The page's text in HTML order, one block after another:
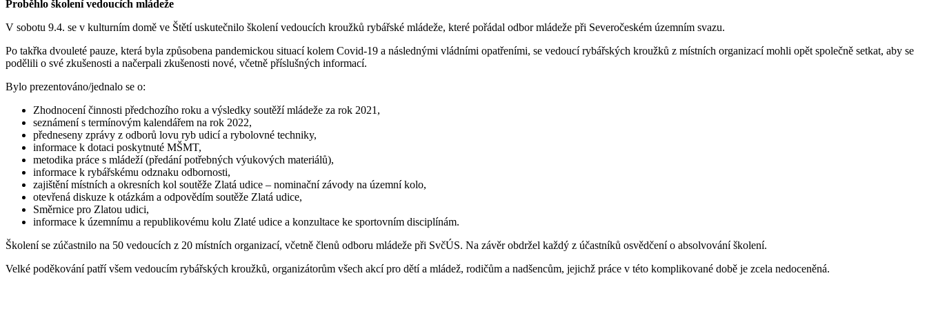
Proběhlo školení vedoucích mládeže
V sobotu 9.4. se v kulturním domě ve Štětí uskutečnilo školení vedoucích kroužků rybářské mládeže, které pořádal odbor mládeže při Severočeském územním svazu.
Po takřka dvouleté pauze, která byla způsobena pandemickou situací kolem Covid-19 a následnými vládními opatřeními, se vedoucí rybářských kroužků z místních organizací mohli opět společně setkat, aby se
podělili o své zkušenosti a načerpali zkušenosti nové, včetně příslušných informací.
Bylo prezentováno/jednalo se o:
Zhodnocení činnosti předchozího roku a výsledky soutěží mládeže za rok 2021,
seznámení s termínovým kalendářem na rok 2022,
předneseny zprávy z odborů lovu ryb udicí a rybolovné techniky,
informace k dotaci poskytnuté MŠMT,
metodika práce s mládeží (předání potřebných výukových materiálů),
informace k rybářskému odznaku odbornosti,
zajištění místních a okresních kol soutěže Zlatá udice – nominační závody na územní kolo,
otevřená diskuze k otázkám a odpovědím soutěže Zlatá udice,
Směrnice pro Zlatou udici,
informace k územnímu a republikovému kolu Zlaté udice a konzultace ke sportovním disciplínám.
Školení se zúčastnilo na 50 vedoucích z 20 místních organizací, včetně členů odboru mládeže při SvčÚS. Na závěr obdržel každý z účastníků osvědčení o absolvování školení.
Velké poděkování patří všem vedoucím rybářských kroužků, organizátorům všech akcí pro dětí a mládež, rodičům a nadšencům, jejichž práce v této komplikované době je zcela nedoceněná.